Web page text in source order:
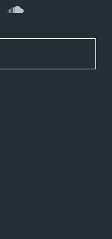
Flickr SoundCloud